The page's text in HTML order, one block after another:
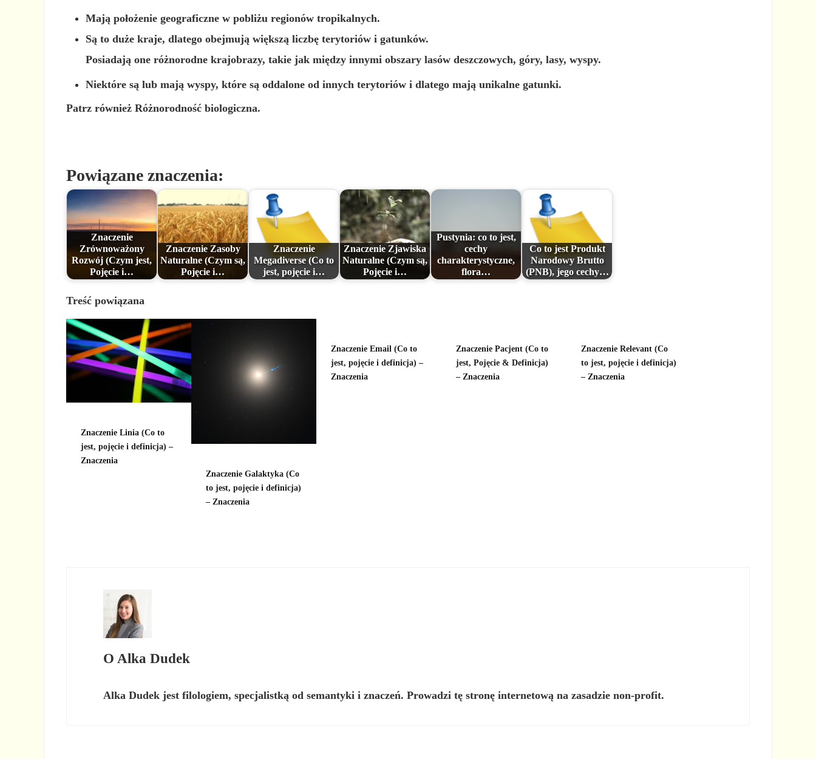
Mają położenie geograficzne w pobliżu regionów tropikalnych.
Są to duże kraje, dlatego obejmują większą liczbę terytoriów i gatunków.
Posiadają one różnorodne krajobrazy, takie jak między innymi obszary lasów deszczowych, góry, lasy, wyspy.
Niektóre są lub mają wyspy, które są oddalone od innych terytoriów i dlatego mają unikalne gatunki.
Patrz również Różnorodność biologiczna.
Powiązane znaczenia:
Znaczenie
Zrównoważony
Rozwój (Czym jest,
Pojęcie i…
Znaczenie Zasoby
Naturalne (Czym są,
Pojęcie i…
Znaczenie
Megadiverse (Co to
jest, pojęcie i…
Znaczenie Zjawiska
Naturalne (Czym są,
Pojęcie i…
Pustynia: co to jest,
cechy
charakterystyczne,
flora…
Co to jest Produkt
Narodowy Brutto
(PNB), jego cechy…
Treść powiązana
Znaczenie Linia (Co to
jest, pojęcie i definicja) –
Znaczenia
Znaczenie Galaktyka (Co
to jest, pojęcie i definicja)
– Znaczenia
Znaczenie Email (Co to
jest, pojęcie i definicja) –
Znaczenia
Znaczenie Pacjent (Co to
jest, Pojęcie & Definicja)
– Znaczenia
Znaczenie Relevant (Co
to jest, pojęcie i definicja)
– Znaczenia
OAlka Dudek
Alka Dudek jest filologiem, specjalistką od semantyki i znaczeń. Prowadzi tę stronę internetową na zasadzie non-profit.